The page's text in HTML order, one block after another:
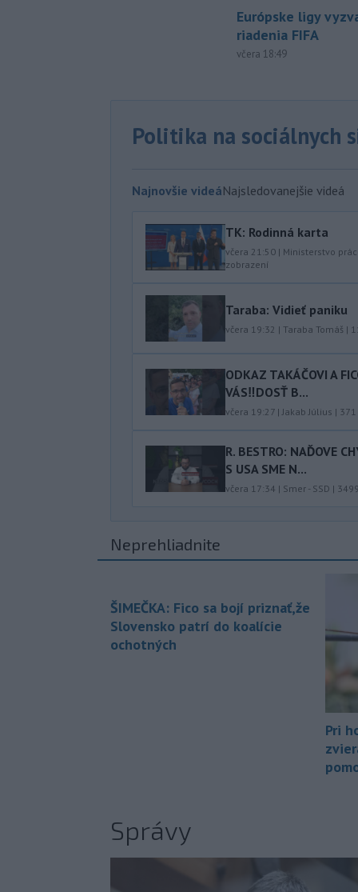
Európske ligy
riadenia FIFA
včera 18:49
Politika na sociálnych
Najnovšie videáNajsledovanejšie videá
TK: Rodinná karta
včera 21:50 | Ministerstvo
zobrazení
Taraba: Vidieť paniku
včera 19:32 | Taraba Tomáš |
ODKAZ TAKÁČOVI A
VÁS‼️DOSŤ B...
včera 19:27 | Jakab Július | 371
R. BESTRO: NAĎOVE
S USA SME N...
včera 17:34 | Smer - SSD | 3499
Neprehliadnite
ŠIMEČKA: Fico sa bojí priznať,že
Slovensko patrí do koalície
ochotných
Pri
Správy